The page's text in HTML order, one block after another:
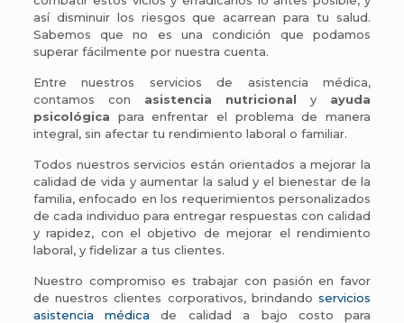
así disminuir los riesgos que acarrean para tu salud.
Sabemos que no es una condición que podamos
superar fácilmente por nuestra cuenta.
Entre nuestros servicios de asistencia médica,
contamos con asistencia nutricional y ayuda
psicológica para enfrentar el problema de manera
integral, sin afectar tu rendimiento laboral o familiar.
Todos nuestros servicios están orientados a mejorar la
calidad de vida y aumentar la salud y el bienestar de la
familia, enfocado en los requerimientos personalizados
de cada individuo para entregar respuestas con calidad
y rapidez, con el objetivo de mejorar el rendimiento
laboral, y fidelizar a tus clientes.
Nuestro compromiso es trabajar con pasión en favor
de nuestros clientes corporativos, brindandoservicios
asistencia médica de calidad a bajo costo para